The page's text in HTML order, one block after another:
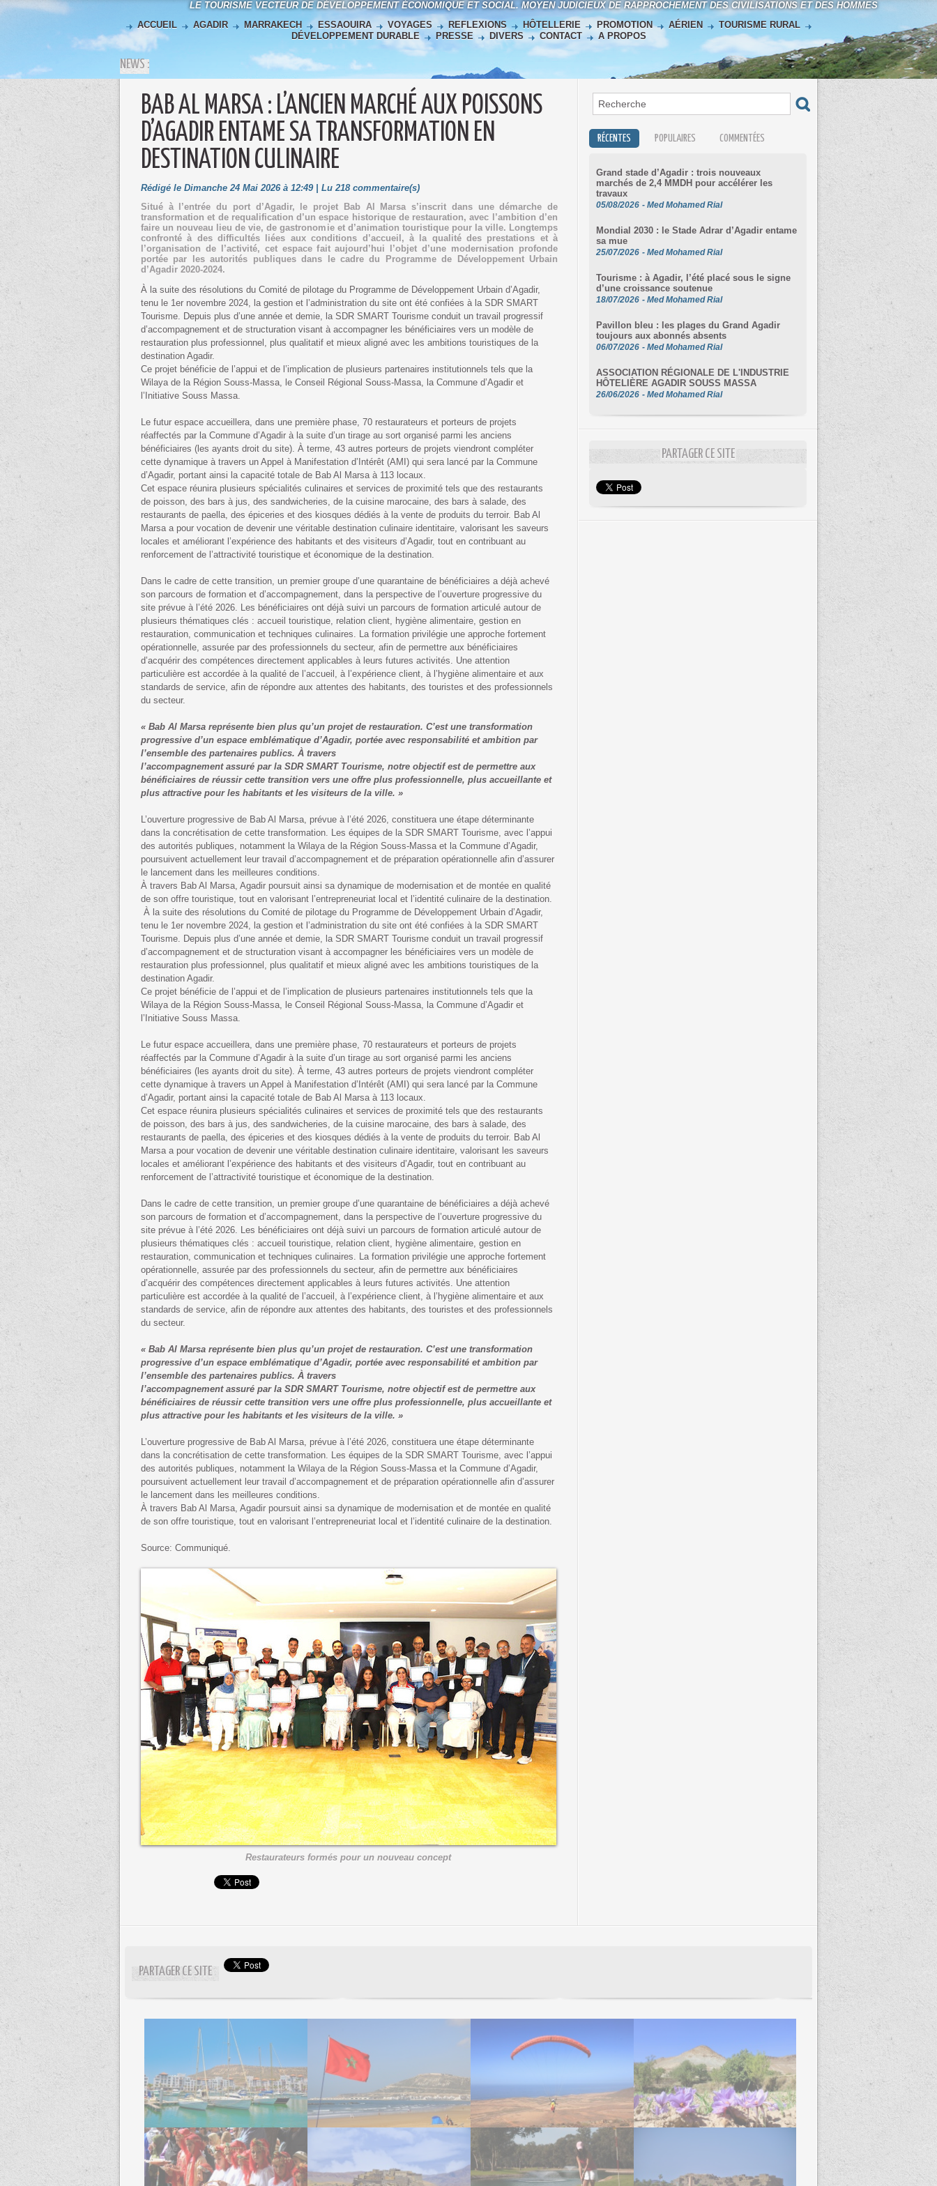
LE TOURISME VECTEUR DE DÉVELOPPEMENT ÉCONOMIQUE ET SOCIAL. MOYEN JUDICIEUX DE RAPPROCHEMENT DES CIVILISATIONS ET DES HOMMES
ACCUEIL
AGADIR MARRAKECH ESSAOUIRA VOYAGES REFLEXIONS HÔTELLERIE PROMOTION AÉRIEN
TOURISME RURAL
DÉVELOPPEMENT DURABLE
PRESSE DIVERS CONTACT A PROPOS
NEWS :
BAB AL MARSA : L’ANCIEN MARCHÉ AUX POISSONS
D’AGADIR ENTAME SA TRANSFORMATION EN
DESTINATION CULINAIRE
Rédigé le Dimanche 24 Mai 2026 à 12:49 | Lu 218 commentaire(s)
Situé à l’entrée du port d’Agadir, le projet Bab Al Marsa s’inscrit dans une démarche de
transformation et de requalification d’un espace historique de restauration, avec l’ambition d’en
faire un nouveau lieu de vie, de gastronomie et d’animation touristique pour la ville. Longtemps
confronté à des difficultés liées aux conditions d’accueil, à la qualité des prestations et à
l’organisation de l’activité, cet espace fait aujourd’hui l’objet d’une modernisation profonde
portée par les autorités publiques dans le cadre du Programme de Développement Urbain
d’Agadir 2020-2024.
À la suite des résolutions du Comité de pilotage du Programme de Développement Urbain d’Agadir,
tenu le 1er novembre 2024, la gestion et l’administration du site ont été confiées à la SDR SMART
Tourisme. Depuis plus d’une année et demie, la SDR SMART Tourisme conduit un travail progressif
d’accompagnement et de structuration visant à accompagner les bénéficiaires vers un modèle de
restauration plus professionnel, plus qualitatif et mieux aligné avec les ambitions touristiques de la
destination Agadir.
Ce projet bénéficie de l’appui et de l’implication de plusieurs partenaires institutionnels tels que la
Wilaya de la Région Souss-Massa, le Conseil Régional Souss-Massa, la Commune d’Agadir et
l’Initiative Souss Massa.
Le futur espace accueillera, dans une première phase, 70 restaurateurs et porteurs de projets
réaffectés par la Commune d’Agadir à la suite d’un tirage au sort organisé parmi les anciens
bénéficiaires (les ayants droit du site). À terme, 43 autres porteurs de projets viendront compléter
cette dynamique à travers un Appel à Manifestation d’Intérêt (AMI) qui sera lancé par la Commune
d’Agadir, portant ainsi la capacité totale de Bab Al Marsa à 113 locaux.
Cet espace réunira plusieurs spécialités culinaires et services de proximité tels que des restaurants
de poisson, des bars à jus, des sandwicheries, de la cuisine marocaine, des bars à salade, des
restaurants de paella, des épiceries et des kiosques dédiés à la vente de produits du terroir. Bab Al
Marsa a pour vocation de devenir une véritable destination culinaire identitaire, valorisant les saveurs
locales et améliorant l’expérience des habitants et des visiteurs d’Agadir, tout en contribuant au
renforcement de l’attractivité touristique et économique de la destination.
Dans le cadre de cette transition, un premier groupe d’une quarantaine de bénéficiaires a déjà achevé
son parcours de formation et d’accompagnement, dans la perspective de l’ouverture progressive du
site prévue à l’été 2026. Les bénéficiaires ont déjà suivi un parcours de formation articulé autour de
plusieurs thématiques clés : accueil touristique, relation client, hygiène alimentaire, gestion en
restauration, communication et techniques culinaires. La formation privilégie une approche fortement
opérationnelle, assurée par des professionnels du secteur, afin de permettre aux bénéficiaires
d’acquérir des compétences directement applicables à leurs futures activités. Une attention
particulière est accordée à la qualité de l’accueil, à l’expérience client, à l’hygiène alimentaire et aux
standards de service, afin de répondre aux attentes des habitants, des touristes et des professionnels
du secteur.
« Bab Al Marsa représente bien plus qu’un projet de restauration. C’est une transformation
progressive d’un espace emblématique d’Agadir, portée avec responsabilité et ambition par
l’ensemble des partenaires publics. À travers
l’accompagnement assuré par la SDR SMART Tourisme, notre objectif est de permettre aux
bénéficiaires de réussir cette transition vers une offre plus professionnelle, plus accueillante et
plus attractive pour les habitants et les visiteurs de la ville. »
L’ouverture progressive de Bab Al Marsa, prévue à l’été 2026, constituera une étape déterminante
dans la concrétisation de cette transformation. Les équipes de la SDR SMART Tourisme, avec l’appui
des autorités publiques, notamment la Wilaya de la Région Souss-Massa et la Commune d’Agadir,
poursuivent actuellement leur travail d’accompagnement et de préparation opérationnelle afin d’assurer
le lancement dans les meilleures conditions.
À travers Bab Al Marsa, Agadir poursuit ainsi sa dynamique de modernisation et de montée en qualité
de son offre touristique, tout en valorisant l’entrepreneuriat local et l’identité culinaire de la destination.
À la suite des résolutions du Comité de pilotage du Programme de Développement Urbain d’Agadir,
tenu le 1er novembre 2024, la gestion et l’administration du site ont été confiées à la SDR SMART
Tourisme. Depuis plus d’une année et demie, la SDR SMART Tourisme conduit un travail progressif
d’accompagnement et de structuration visant à accompagner les bénéficiaires vers un modèle de
restauration plus professionnel, plus qualitatif et mieux aligné avec les ambitions touristiques de la
destination Agadir.
Ce projet bénéficie de l’appui et de l’implication de plusieurs partenaires institutionnels tels que la
Wilaya de la Région Souss-Massa, le Conseil Régional Souss-Massa, la Commune d’Agadir et
l’Initiative Souss Massa.
Le futur espace accueillera, dans une première phase, 70 restaurateurs et porteurs de projets
réaffectés par la Commune d’Agadir à la suite d’un tirage au sort organisé parmi les anciens
bénéficiaires (les ayants droit du site). À terme, 43 autres porteurs de projets viendront compléter
cette dynamique à travers un Appel à Manifestation d’Intérêt (AMI) qui sera lancé par la Commune
d’Agadir, portant ainsi la capacité totale de Bab Al Marsa à 113 locaux.
Cet espace réunira plusieurs spécialités culinaires et services de proximité tels que des restaurants
de poisson, des bars à jus, des sandwicheries, de la cuisine marocaine, des bars à salade, des
restaurants de paella, des épiceries et des kiosques dédiés à la vente de produits du terroir. Bab Al
Marsa a pour vocation de devenir une véritable destination culinaire identitaire, valorisant les saveurs
locales et améliorant l’expérience des habitants et des visiteurs d’Agadir, tout en contribuant au
renforcement de l’attractivité touristique et économique de la destination.
Dans le cadre de cette transition, un premier groupe d’une quarantaine de bénéficiaires a déjà achevé
son parcours de formation et d’accompagnement, dans la perspective de l’ouverture progressive du
site prévue à l’été 2026. Les bénéficiaires ont déjà suivi un parcours de formation articulé autour de
plusieurs thématiques clés : accueil touristique, relation client, hygiène alimentaire, gestion en
restauration, communication et techniques culinaires. La formation privilégie une approche fortement
opérationnelle, assurée par des professionnels du secteur, afin de permettre aux bénéficiaires
d’acquérir des compétences directement applicables à leurs futures activités. Une attention
particulière est accordée à la qualité de l’accueil, à l’expérience client, à l’hygiène alimentaire et aux
standards de service, afin de répondre aux attentes des habitants, des touristes et des professionnels
du secteur.
« Bab Al Marsa représente bien plus qu’un projet de restauration. C’est une transformation
progressive d’un espace emblématique d’Agadir, portée avec responsabilité et ambition par
l’ensemble des partenaires publics. À travers
l’accompagnement assuré par la SDR SMART Tourisme, notre objectif est de permettre aux
bénéficiaires de réussir cette transition vers une offre plus professionnelle, plus accueillante et
plus attractive pour les habitants et les visiteurs de la ville. »
L’ouverture progressive de Bab Al Marsa, prévue à l’été 2026, constituera une étape déterminante
dans la concrétisation de cette transformation. Les équipes de la SDR SMART Tourisme, avec l’appui
des autorités publiques, notamment la Wilaya de la Région Souss-Massa et la Commune d’Agadir,
poursuivent actuellement leur travail d’accompagnement et de préparation opérationnelle afin d’assurer
le lancement dans les meilleures conditions.
À travers Bab Al Marsa, Agadir poursuit ainsi sa dynamique de modernisation et de montée en qualité
de son offre touristique, tout en valorisant l’entrepreneuriat local et l’identité culinaire de la destination.
Source: Communiqué.
Restaurateurs formés pour un nouveau concept
RÉCENTES POPULAIRES COMMENTÉES
Grand stade d’Agadir : trois nouveaux
marchés de 2,4 MMDH pour accélérer les
travaux
05/08/2026 - Med Mohamed Rial
Mondial 2030 : le Stade Adrar d’Agadir entame
sa mue
25/07/2026 - Med Mohamed Rial
Tourisme : à Agadir, l’été placé sous le signe
d’une croissance soutenue
18/07/2026 - Med Mohamed Rial
Pavillon bleu : les plages du Grand Agadir
toujours aux abonnés absents
06/07/2026 - Med Mohamed Rial
ASSOCIATION RÉGIONALE DE L'INDUSTRIE
HÔTELIÈRE AGADIR SOUSS MASSA
26/06/2026 - Med Mohamed Rial
PARTAGER CE SITE
PARTAGER CE SITE